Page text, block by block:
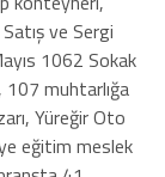
ve Sergi
1062 Sokak
107 muhtarlığa
Yüreğir Oto
eğitim meslek